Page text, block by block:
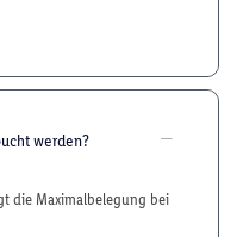
werden?
die Maximalbelegung bei